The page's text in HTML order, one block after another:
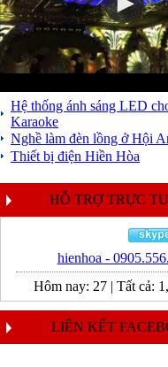
Hệ thống ánh sáng LED
Karaoke
Nghề làm đèn lồng ở Hội
Thiết bị điện Hiền Hòa
HỖ TRỢ TRỰC
hienhoa -
Hôm nay: 27 | Tất cả:
LIÊN KẾT